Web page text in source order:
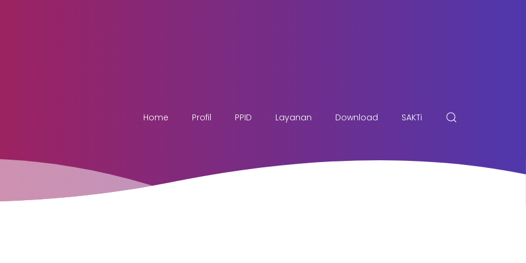
Home Profil PPID Layanan Download SAKTi